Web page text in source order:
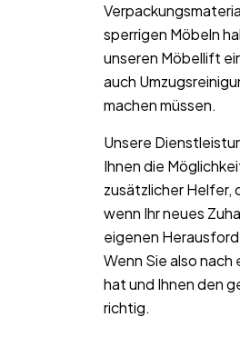
sperrigen Möbeln
unseren Möbellift
auch
machen müssen.
Unsere
Ihnen die
zusätzlicher Helfer,
wenn Ihr neues
eigenen
Wenn Sie also
hat und Ihnen den
richtig.